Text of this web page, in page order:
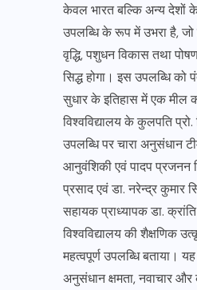
केवल भारत बल्कि अन्य देशों
उपलब्धि के रूप में उभरा है,
वृद्धि, पशुधन विकास तथा
सिद्ध होगा। इस उपलब्धि को
सुधार के इतिहास में एक मील
विश्वविद्यालय के कुलपति
उपलब्धि पर चारा अनुसंधान
आनुवंशिकी एवं पादप प्रजनन
प्रसाद एवं डा. नरेन्द्र कुमार
सहायक प्राध्यापक डा.
विश्वविद्यालय की शैक्षणिक
महत्वपूर्ण उपलब्धि बताया।
अनुसंधान क्षमता, नवाचार